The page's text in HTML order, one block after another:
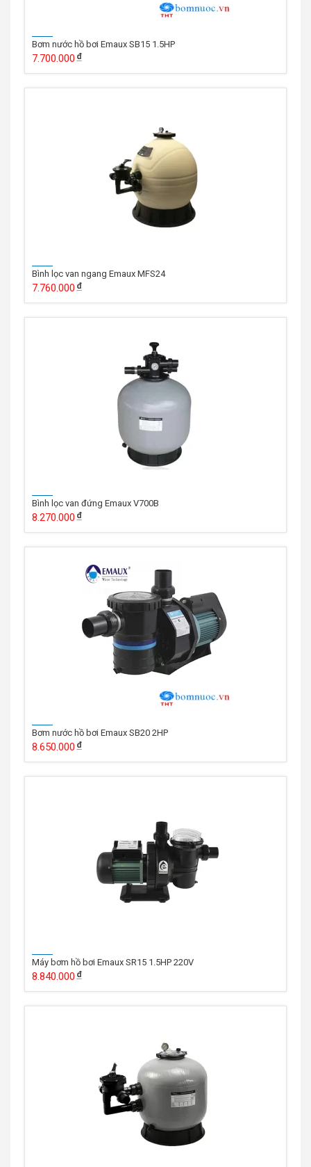
Bơm nước hồ bơi Emaux SB15 1.5HP
7.700.000
Bình lọc van ngang Emaux MFS24
7.760.000
Bình lọc van đứng Emaux V700B
8.270.000
Bơm nước hồ bơi Emaux SB20 2HP
8.650.000
Máy bơm hồ bơi Emaux SR15 1.5HP 220V
8.840.000